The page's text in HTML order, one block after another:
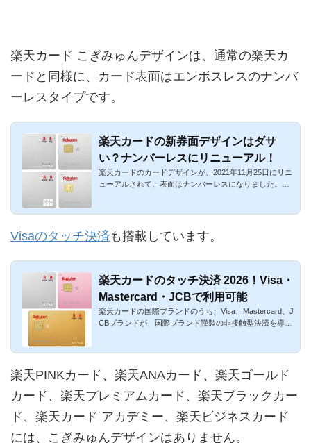
楽天カード こぎみゅんデザインは、通常の楽天カ
ードと同様に、カード表面はエンボスレスのナンバ
ーレスタイプです。
楽天カードの新券面デザインはダサ
い？ナンバーレスにリニューアル！
楽天カードのカードデザインが、2021年11月25日にリニ
ューアルされて、表面はナンバーレスになりました。ダ
Visaのタッチ決済 も搭載しています。
楽天カードのタッチ決済 2026！Visa・
Mastercard・JCBで利用可能
楽天カードの国際ブランドのうち、Visa、Mastercard、J
CBブランドが、国際ブランド謹製の非接触型決済を導入
楽天PINKカード、楽天ANAカード、楽天ゴールド
カード、楽天プレミアムカード、楽天ブラックカー
ド、楽天カード アカデミー、楽天ビジネスカード
には、こぎみゅんデザインはありません。